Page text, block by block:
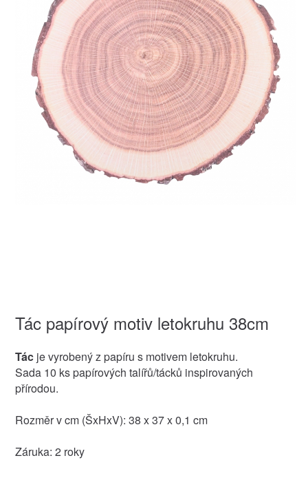
Tác papírový motiv letokruhu 38cm
Tácje vyrobený z papíru s motivem letokruhu.
Sada 10 ks papírových talířů/tácků inspirovaných
přírodou.
Rozměr v cm (ŠxHxV): 38 x 37 x 0,1 cm
Záruka: 2 roky